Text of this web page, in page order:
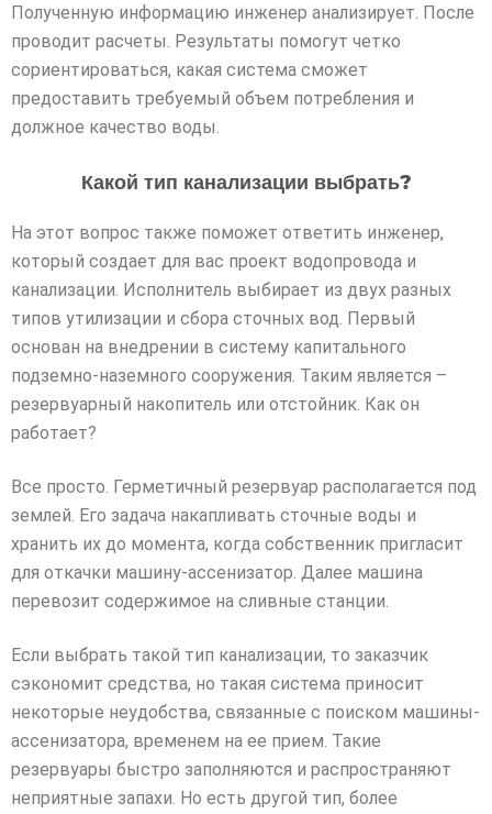
Полученную информацию инженер анализирует. После
проводит расчеты. Результаты помогут четко
сориентироваться, какая система сможет
предоставить требуемый объем потребления и
должное качество воды.
Какой тип канализации выбрать?
На этот вопрос также поможет ответить инженер,
который создает для вас проект водопровода и
канализации. Исполнитель выбирает из двух разных
типов утилизации и сбора сточных вод. Первый
основан на внедрении в систему капитального
подземно-наземного сооружения. Таким является –
резервуарный накопитель или отстойник. Как он
работает?
Все просто. Герметичный резервуар располагается под
землей. Его задача накапливать сточные воды и
хранить их до момента, когда собственник пригласит
для откачки машину-ассенизатор. Далее машина
перевозит содержимое на сливные станции.
Если выбрать такой тип канализации, то заказчик
сэкономит средства, но такая система приносит
некоторые неудобства, связанные с поиском машины-
ассенизатора, временем на ее прием. Такие
резервуары быстро заполняются и распространяют
неприятные запахи. Но есть другой тип, более